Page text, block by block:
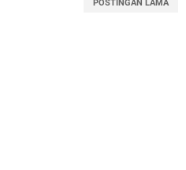
POSTINGAN LAMA